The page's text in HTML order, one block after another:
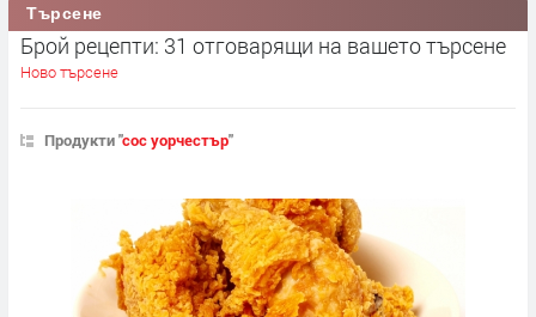
Търсене
Брой рецепти: 31 отговарящи на вашето търсене
Ново търсене
Продукти "сос уорчестър"